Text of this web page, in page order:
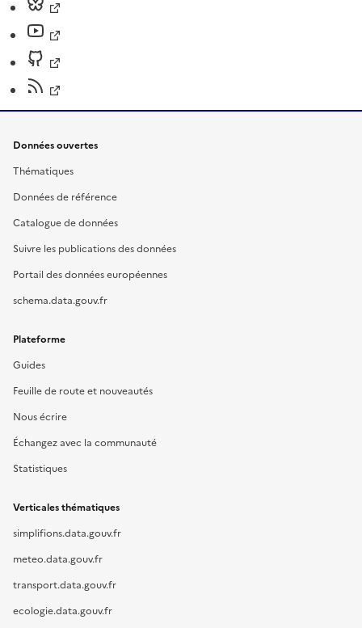
Données ouvertes
Thématiques
Données de référence
Catalogue de données
Suivre les publications des données
Portail des données européennes
schema.data.gouv.fr
Plateforme
Guides
Feuille de route et nouveautés
Nous écrire
Échangez avec la communauté
Statistiques
Verticales thématiques
simplifions.data.gouv.fr
meteo.data.gouv.fr
transport.data.gouv.fr
ecologie.data.gouv.fr